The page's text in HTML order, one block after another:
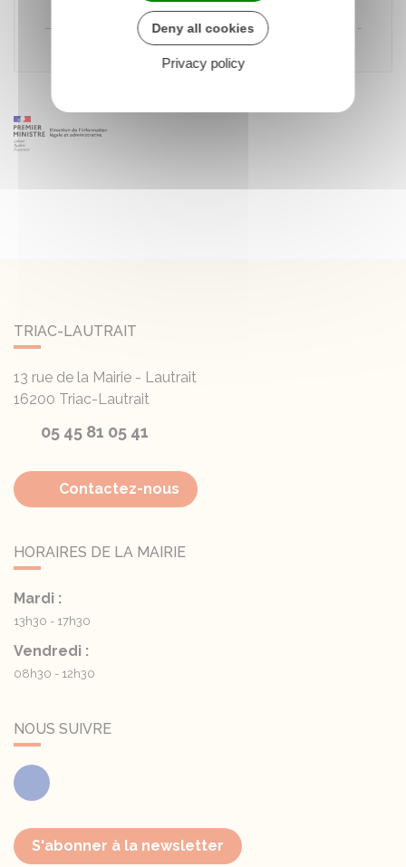
Direction de l'information légale et administrative (Dila) -
Premier ministre
TRIAC-LAUTRAIT
13 rue de la Mairie - Lautrait
16200 Triac-Lautrait
05 45 81 05 41
Contactez-nous
HORAIRES DE LA MAIRIE
Mardi :
13h30 - 17h30
Vendredi :
08h30 - 12h30
NOUS SUIVRE
Facebook
S'abonner à la newsletter
Deny all cookies
Privacy policy